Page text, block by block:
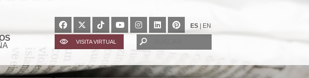
ES EN
VISITA VIRTUAL